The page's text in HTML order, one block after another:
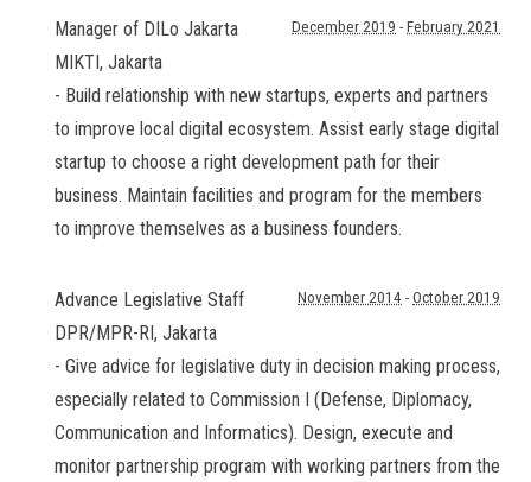
Manager of DILo Jakarta
MIKTI, Jakarta
December 2019 - February 2021
- Build relationship with new startups, experts and partners
to improve local digital ecosystem. Assist early stage digital
startup to choose a right development path for their
business. Maintain facilities and program for the members
to improve themselves as a business founders.
Advance Legislative Staff
DPR/MPR-RI, Jakarta
November 2014 - October 2019
- Give advice for legislative duty in decision making process,
especially related to Commission I (Defense, Diplomacy,
Communication and Informatics). Design, execute and
monitor partnership program with working partners from the